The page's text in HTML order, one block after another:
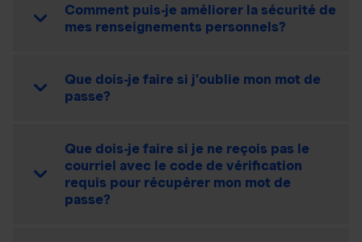
Comment puis-je améliorer la sécurité de
mes renseignements personnels?
Que dois-je faire si j’oublie mon mot de
passe?
Que dois-je faire si je ne reçois pas le
courriel avec le code de vérification
requis pour récupérer mon mot de
passe?